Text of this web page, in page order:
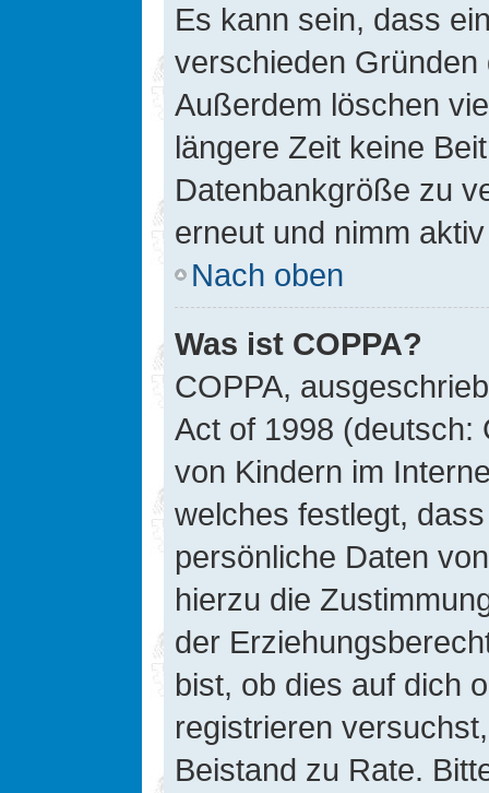
Es kann sein, dass
verschieden
Außerdem löschen
längere Zeit keine
Datenbankgröße zu
erneut und nimm
Nach oben
Was ist COPPA?
COPPA,
Act of 1998 (deutsch:
von Kindern im
welches festlegt,
persönliche Daten
hierzu die
der
bist, ob dies auf dich
registrieren
Beistand zu Rate.